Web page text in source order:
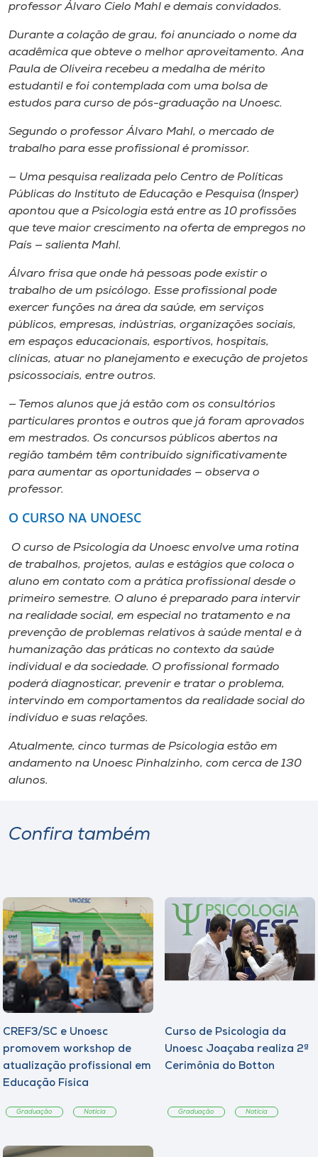
o idioma
professor Álvaro Cielo Mahl e demais convidados.
Durante a colação de grau, foi anunciado o nome da
acadêmica que obteve o melhor aproveitamento. Ana
Paula de Oliveira recebeu a medalha de mérito
estudantil e foi contemplada com uma bolsa de
estudos para curso de pós-graduação na Unoesc.
Segundo o professor Álvaro Mahl, o mercado de
trabalho para esse profissional é promissor.
— Uma pesquisa realizada pelo Centro de Políticas
Públicas do Instituto de Educação e Pesquisa (Insper)
apontou que a Psicologia está entre as 10 profissões
que teve maior crescimento na oferta de empregos no
País — salienta Mahl.
Álvaro frisa que onde há pessoas pode existir o
trabalho de um psicólogo. Esse profissional pode
exercer funções na área da saúde, em serviços
públicos, empresas, indústrias, organizações sociais,
em espaços educacionais, esportivos, hospitais,
clínicas, atuar no planejamento e execução de projetos
psicossociais, entre outros.
— Temos alunos que já estão com os consultórios
particulares prontos e outros que já foram aprovados
em mestrados. Os concursos públicos abertos na
região também têm contribuído significativamente
para aumentar as oportunidades — observa o
professor.
O CURSO NA UNOESC
O curso de Psicologia da Unoesc envolve uma rotina
de trabalhos, projetos, aulas e estágios que coloca o
aluno em contato com a prática profissional desde o
primeiro semestre. O aluno é preparado para intervir
na realidade social, em especial no tratamento e na
prevenção de problemas relativos à saúde mental e à
humanização das práticas no contexto da saúde
individual e da sociedade. O profissional formado
poderá diagnosticar, prevenir e tratar o problema,
intervindo em comportamentos da realidade social do
indivíduo e suas relações.
Atualmente, cinco turmas de Psicologia estão em
andamento na Unoesc Pinhalzinho, com cerca de 130
alunos.
Confira também
CREF3/SC e Unoesc
promovem workshop de
atualização profissional em
Educação Física
Graduação Notícia
Curso de Psicologia da
Unoesc Joaçaba realiza 2ª
Cerimônia do Botton
Graduação Notícia